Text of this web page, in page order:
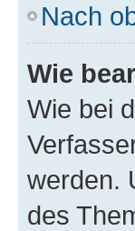
Nach
Wie
Wie bei
werden.
des